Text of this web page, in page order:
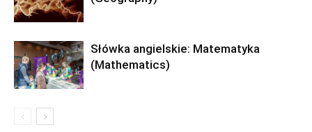
Słówka angielskie: Matematyka
(Mathematics)